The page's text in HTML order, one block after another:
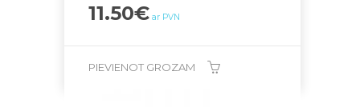
11.50€ ar PVN
PIEVIENOT GROZAM